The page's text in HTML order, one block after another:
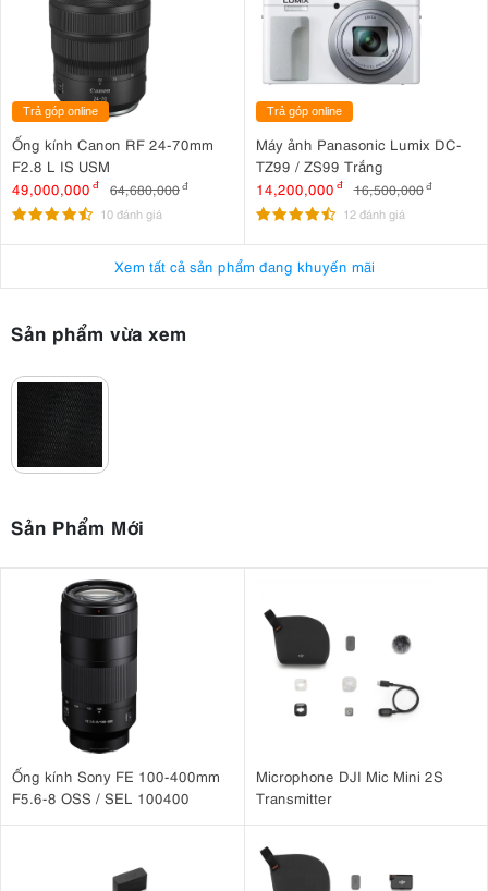
Trả góp online
Ống kính Canon RF 24-70mm
F2.8 L IS USM
49,000,000 đ 64,680,000đ
10 đánh giá
Trả góp online
Máy ảnh Panasonic Lumix DC-
TZ99 / ZS99 Trắng
14,200,000 đ 16,500,000 đ
12 đánh giá
Xem tất cả sản phẩm đang khuyến mãi
Sản phẩm vừa xem
Sản Phẩm Mới
Ống kính Sony FE 100-400mm
F5.6-8 OSS / SEL 100400
Microphone DJI Mic Mini 2S
Transmitter